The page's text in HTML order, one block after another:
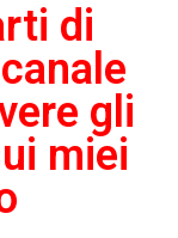
di
gli
miei